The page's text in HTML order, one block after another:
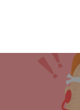
Navigation